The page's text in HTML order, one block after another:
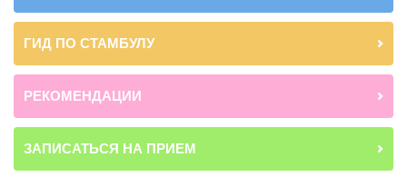
ГИД ПО СТАМБУЛУ
РЕКОМЕНДАЦИИ
ЗАПИСАТЬСЯ НА ПРИЕМ